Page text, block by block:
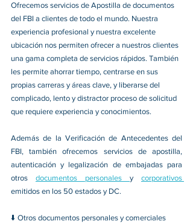
Ofrecemos servicios de Apostilla de documentos
del FBI a clientes de todo el mundo. Nuestra
experiencia profesional y nuestra excelente
ubicación nos permiten ofrecer a nuestros clientes
una gama completa de servicios rápidos. También
les permite ahorrar tiempo, centrarse en sus
propias carreras y áreas clave, y liberarse del
complicado, lento y distractor proceso de solicitud
que requiere experiencia y conocimientos.
Además de la Verificación de Antecedentes del
FBI, también ofrecemos servicios de apostilla,
autenticación y legalización de embajadas para
otros documentos personales y
emitidos en los 50 estados y DC.
⬇️ Otros documentos personales y comerciales